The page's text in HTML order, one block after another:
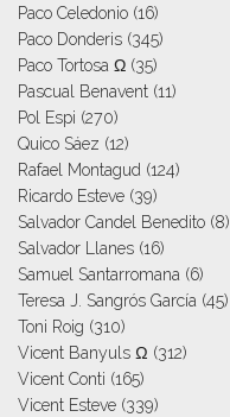
Paco Celedonio (16)
Paco Donderis (345)
Paco Tortosa Ω (35)
Pascual Benavent (11)
Pol Espi (270)
Quico Sáez (12)
Rafael Montagud (124)
Ricardo Esteve (39)
Salvador Candel Benedito (8)
Salvador Llanes (16)
Samuel Santarromana (6)
Teresa J. Sangrós García (45)
Toni Roig (310)
Vicent Banyuls Ω (312)
Vicent Conti (165)
Vicent Esteve (339)